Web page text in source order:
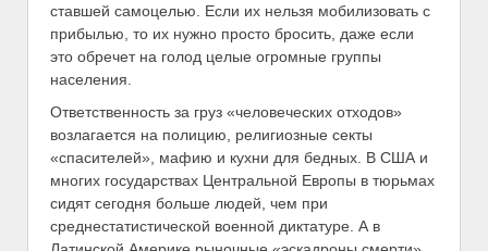
ставшей самоцелью. Если их нельзя мобилизовать с
прибылью, то их нужно просто бросить, даже если
это обречет на голод целые огромные группы
населения.
Ответственность за груз «человеческих отходов»
возлагается на полицию, религиозные секты
«спасителей», мафию и кухни для бедных. В США и
многих государствах Центральной Европы в тюрьмах
сидят сегодня больше людей, чем при
среднестатистической военной диктатуре. А в